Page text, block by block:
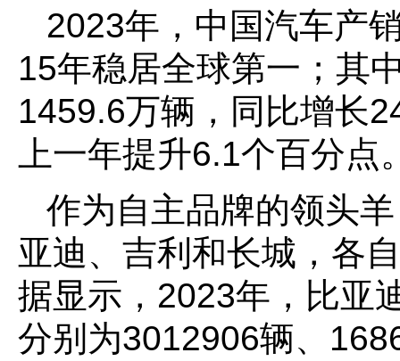
2023年，中国汽车产
15年稳居全球第一；其
1459.6万辆，同比增长
上一年提升6.1个百分点
作为自主品牌的领头
亚迪、吉利和长城，各
据显示，2023年，比亚
分别为3012906辆、